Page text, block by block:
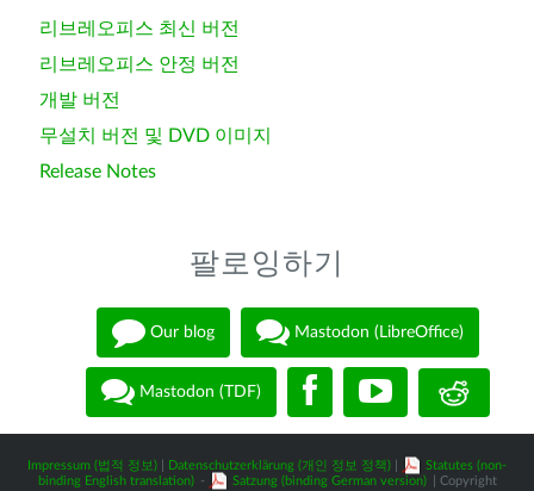
리브레오피스 최신 버전
리브레오피스 안정 버전
개발 버전
무설치 버전 및 DVD 이미지
Release Notes
팔로잉하기
Our blog Mastodon (LibreOffice)
Mastodon (TDF)
Impressum (법적 정보) Datenschutzerklärung (개인 정보 정책)
Statutes (non-
binding English translation) - Satzung (binding German version)
| Copyright